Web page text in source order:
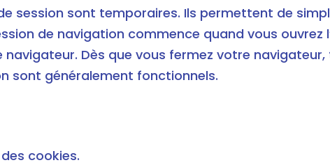
session sont temporaires. Ils permettent de
de navigation commence quand vous ouvrez
Dès que vous fermez votre navigateur,
sont généralement fonctionnels.
cookies.